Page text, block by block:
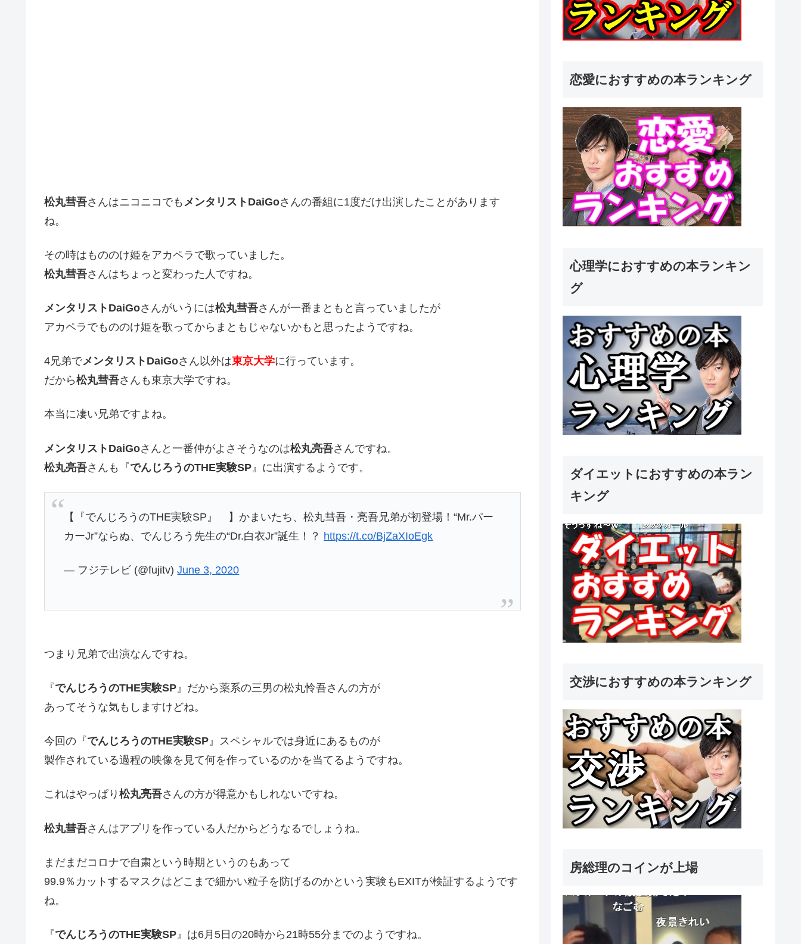
松丸彗吾さんはニコニコでも メンタリストDaiGoさんの番組に1度だけ出演したことがあります
ね。
その時はもののけ姫をアカペラで歌っていました。
松丸彗吾さんはちょっと変わった人ですね。
メンタリストDaiGoさんがいうには松丸彗吾さんが一番まともと言っていましたが
アカペラでもののけ姫を歌ってからまともじゃないかもと思ったようですね。
4兄弟でメンタリストDaiGoさん以外は東京大学に行っています。
だから松丸彗吾さんも東京大学ですね。
本当に凄い兄弟ですよね。
メンタリストDaiGoさんと一番仲がよさそうなのは松丸亮吾さんですね。
松丸亮吾さんも『でんじろうのTHE実験SP 』に出演するようです。
【『でんじろうのTHE実験SP』 】かまいたち、松丸彗吾・亮吾兄弟が初登場！“Mr.パー
カーJr”ならぬ、でんじろう先生の“Dr.白衣Jr”誕生！？ https://t.co/BjZaXIoEgk
— フジテレビ (@fujitv)June 3, 2020
つまり兄弟で出演なんですね。
『でんじろうのTHE実験SP 』だから薬系の三男の松丸怜吾さんの方が
あってそうな気もしますけどね。
今回の『でんじろうのTHE実験SP』スペシャルでは身近にあるものが
製作されている過程の映像を見て何を作っているのかを当てるようですね。
これはやっぱり 松丸亮吾さんの方が得意かもしれないですね。
松丸彗吾さんはアプリを作っている人だからどうなるでしょうね。
まだまだコロナで自粛という時期というのもあって
99.9％カットするマスクはどこまで細かい粒子を防げるのかという実験もEXITが検証するようです
ね。
『でんじろうのTHE実験SP 』は6月5日の20時から21時55分までのようですね。
恋愛におすすめの本ランキング
心理学におすすめの本ランキン
グ
ダイエットにおすすめの本ラン
キング
交渉におすすめの本ランキング
房総理のコインが上場